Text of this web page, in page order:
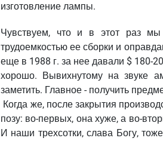
изготовление лампы.
Чувствуем, что и в этот раз мы
трудоемкостью ее сборки и
еще в 1988 г. за нее давали $ 180-
хорошо. Вывихнутому на звуке
заметить. Главное - получить
Когда же, после закрытия
позу: во-первых, она хуже, а во-
И наши трехсотки, слава Богу,